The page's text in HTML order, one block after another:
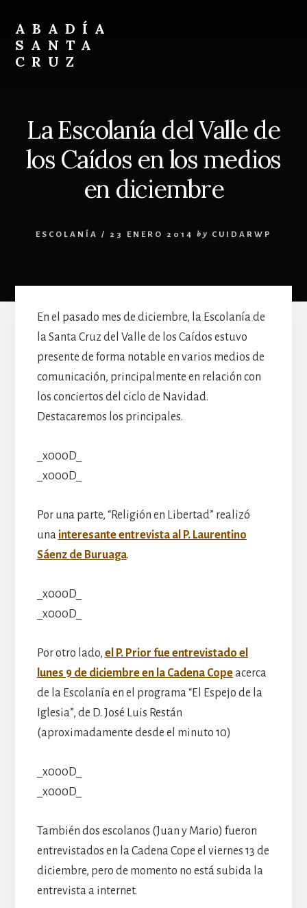
content
footer
ABADÍA
SANTA
CRUZ
La Escolanía del Valle de
los Caídos en los medios
en diciembre
ESCOLANÍA / 23 ENERO 2014 by CUIDARWP
En el pasado mes de diciembre, la Escolanía de
la Santa Cruz del Valle de los Caídos estuvo
presente de forma notable en varios medios de
comunicación, principalmente en relación con
los conciertos del ciclo de Navidad.
Destacaremos los principales.
_x000D_
_x000D_
Por una parte, “Religión en Libertad” realizó
una interesante entrevista al P. Laurentino
Sáenz de Buruaga.
_x000D_
_x000D_
Por otro lado, el P. Prior fue entrevistado el
lunes 9 de diciembre en la Cadena Copeacerca
de la Escolanía en el programa “El Espejo de la
Iglesia”, de D. José Luis Restán
(aproximadamente desde el minuto 10)
_x000D_
_x000D_
También dos escolanos (Juan y Mario) fueron
entrevistados en la Cadena Cope el viernes 13 de
diciembre, pero de momento no está subida la
entrevista a internet.